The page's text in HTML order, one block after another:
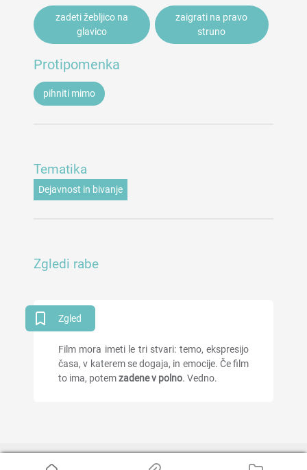
zadeti žebljico na
glavico
zaigrati na pravo
struno
Protipomenka
pihniti mimo
Tematika
Dejavnost in bivanje
Zgledi rabe
Zgled
Film mora imeti le tri stvari: temo, ekspresijo
časa, v katerem se dogaja, in emocije. Če film
to ima, potemzadene v polno. Vedno.